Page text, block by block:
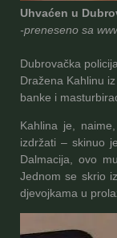
Uhvaćen u
-preneseno sa
Dubrovačka
Dražena Kahlinu
banke i
Kahlina je,
izdržati – skinuo
Dalmacija, ovo
Jednom se skrio
djevojkama u